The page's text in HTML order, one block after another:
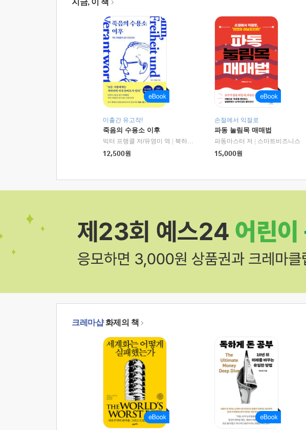
지금, 이 책
미출간 유고작!
죽음의 수용소 이후
빅터 프랭클 저/유영미 역
북하우스
12,500원
손절에서 익절로
파동 눌림목 매매법
파동마스터 저
스마트비즈니스
15,000원
크레마샵화제의 책